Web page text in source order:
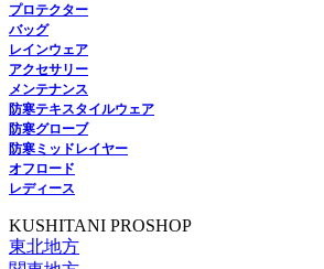
プロテクター
バッグ
レインウェア
アクセサリー
メンテナンス
防寒テキスタイルウェア
防寒グローブ
防寒ミッドレイヤー
オフロード
レディース
KUSHITANI PROSHOP
東北地方